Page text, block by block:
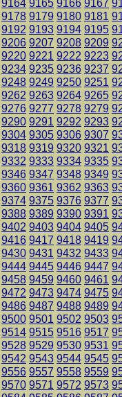
9164 9165 9166 9167
9178 9179 9180 9181
9192 9193 9194 9195
9206 9207 9208 9209
9220 9221 9222 9223
9234 9235 9236 9237
9248 9249 9250 9251
9262 9263 9264 9265
9276 9277 9278 9279
9290 9291 9292 9293
9304 9305 9306 9307
9318 9319 9320 9321
9332 9333 9334 9335
9346 9347 9348 9349
9360 9361 9362 9363
9374 9375 9376 9377
9388 9389 9390 9391
9402 9403 9404 9405
9416 9417 9418 9419
9430 9431 9432 9433
9444 9445 9446 9447
9458 9459 9460 9461
9472 9473 9474 9475
9486 9487 9488 9489
9500 9501 9502 9503
9514 9515 9516 9517
9528 9529 9530 9531
9542 9543 9544 9545
9556 9557 9558 9559
9570 9571 9572 9573